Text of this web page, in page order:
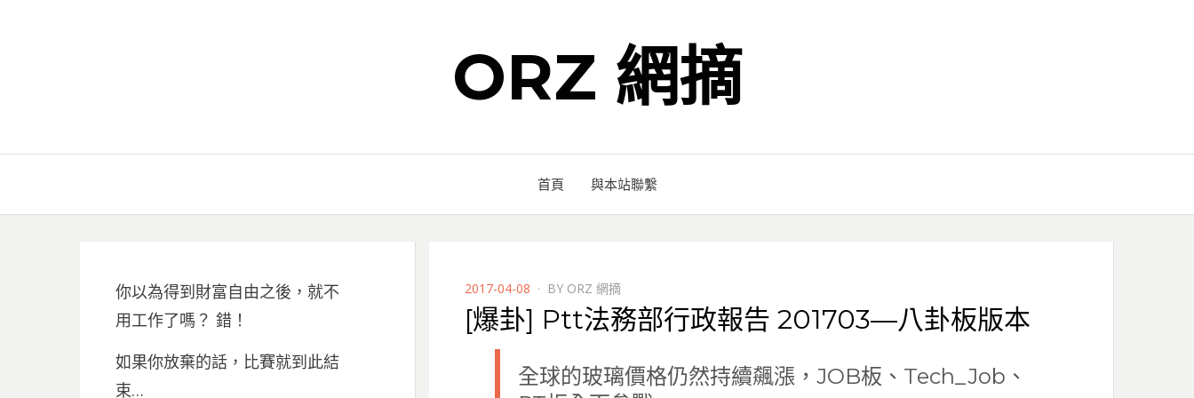
ORZ 網摘
首頁 與本站聯繫
POSTED
ON
2017-04-08 BY ORZ 網摘
[爆卦] Ptt法務部行政報告 201703—八卦板版本
全球的玻璃價格仍然持續飆漲，JOB板、Tech_Job、
你以為得到財富自由之後，就不
用工作了嗎？ 錯！
如果你放棄的話，比賽就到此結
束…